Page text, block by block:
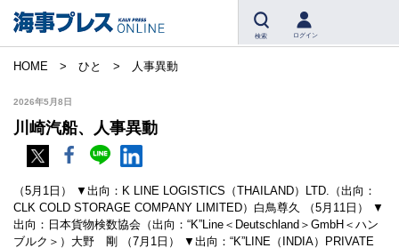
検索 ログイン
HOME ひと 人事異動
2026年5月8日
川崎汽船、人事異動
（5月1日） ▼出向：K LINE LOGISTICS（THAILAND）LTD.（出向：
CLK COLD STORAGE COMPANY LIMITED）白鳥尊久 （5月11日） ▼
出向：日本貨物検数協会（出向：“K”Line＜Deutschland＞GmbH＜ハン
ブルク＞）大野 剛 （7月1日） ▼出向：“K”LINE（INDIA）PRIVATE